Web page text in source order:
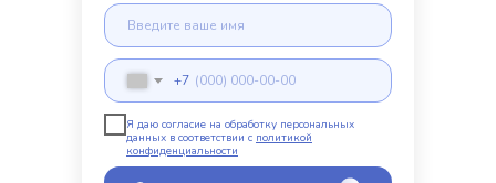
+7
Я даю согласие на обработку персональных
данных в соответствии с политикой
конфиденциальности